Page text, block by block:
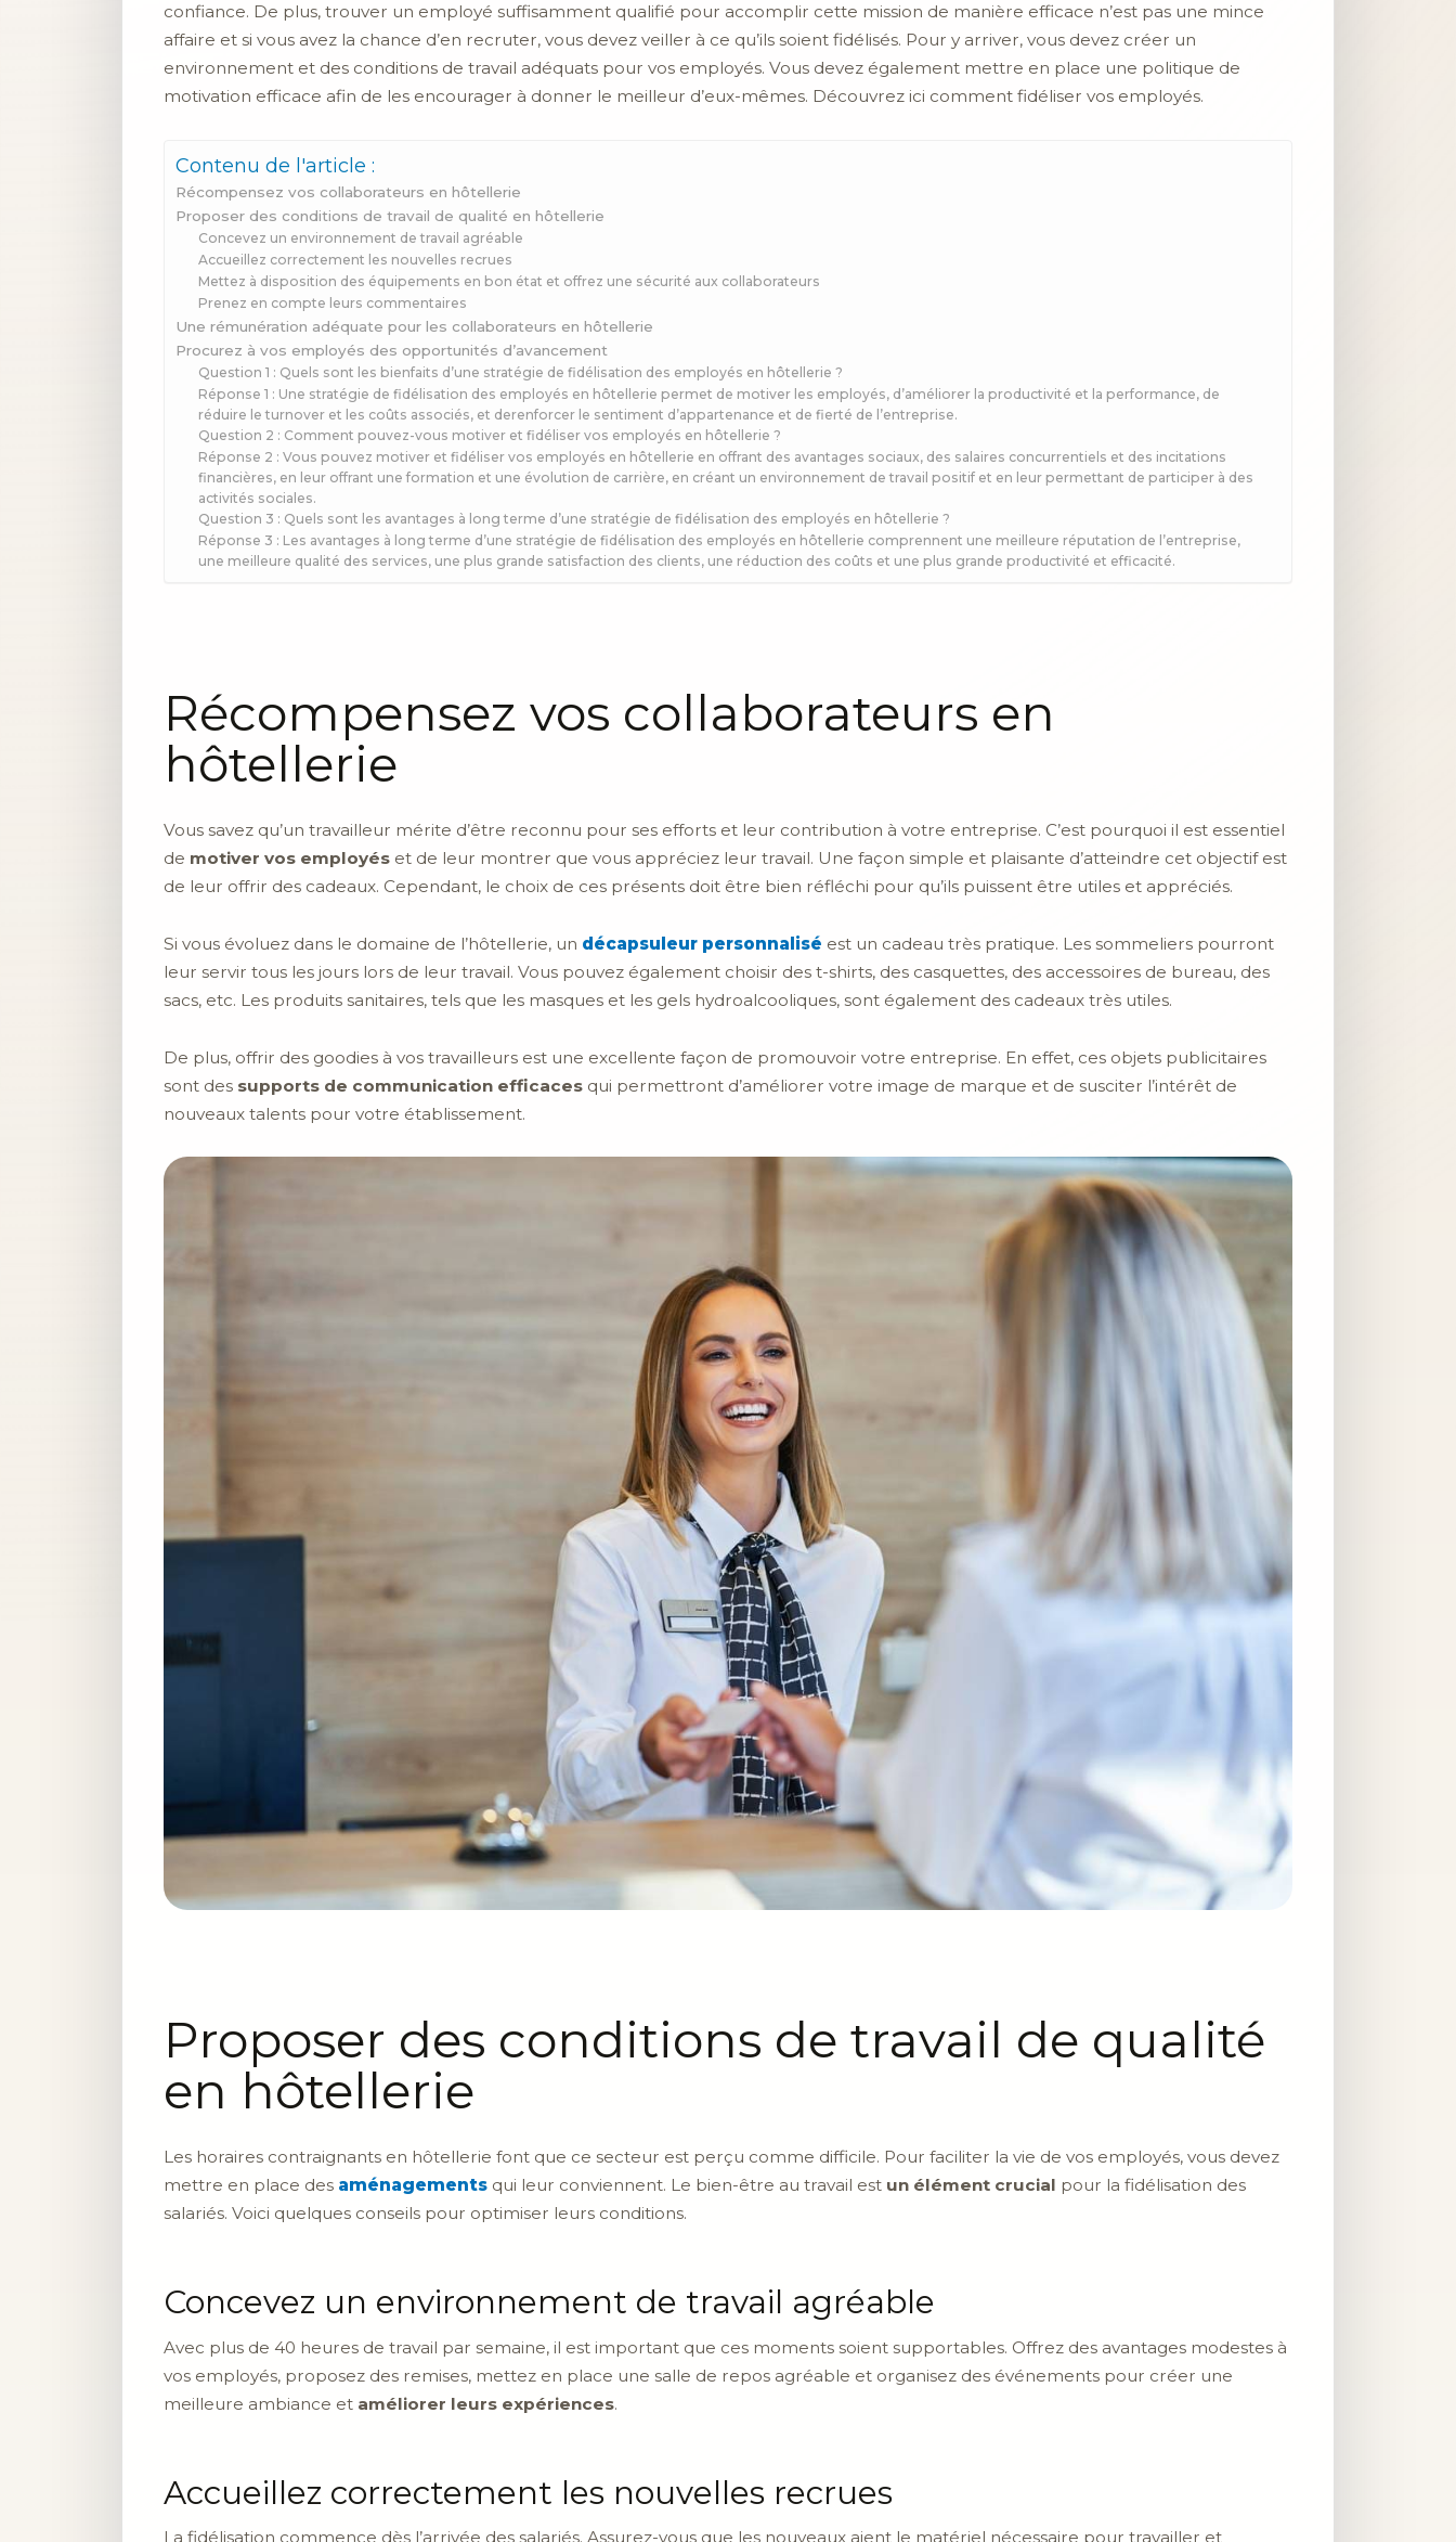
confiance. De plus, trouver un employé suffisamment qualifié pour accomplir cette mission de manière efficace n’est pas une mince
affaire et si vous avez la chance d’en recruter, vous devez veiller à ce qu’ils soient fidélisés. Pour y arriver, vous devez créer un
environnement et des conditions de travail adéquats pour vos employés. Vous devez également mettre en place une politique de
motivation efficace afin de les encourager à donner le meilleur d’eux-mêmes. Découvrez ici comment fidéliser vos employés.
Contenu de l'article :
Récompensez vos collaborateurs en hôtellerie
Proposer des conditions de travail de qualité en hôtellerie
Concevez un environnement de travail agréable
Accueillez correctement les nouvelles recrues
Mettez à disposition des équipements en bon état et offrez une sécurité aux collaborateurs
Prenez en compte leurs commentaires
Une rémunération adéquate pour les collaborateurs en hôtellerie
Procurez à vos employés des opportunités d’avancement
Question 1 : Quels sont les bienfaits d’une stratégie de fidélisation des employés en hôtellerie ?
Réponse 1 : Une stratégie de fidélisation des employés en hôtellerie permet de motiver les employés, d’améliorer la productivité et la performance, de
réduire le turnover et les coûts associés, et derenforcer le sentiment d’appartenance et de fierté de l’entreprise.
Question 2 : Comment pouvez-vous motiver et fidéliser vos employés en hôtellerie ?
Réponse 2 : Vous pouvez motiver et fidéliser vos employés en hôtellerie en offrant des avantages sociaux, des salaires concurrentiels et des incitations
financières, en leur offrant une formation et une évolution de carrière, en créant un environnement de travail positif et en leur permettant de participer à des
activités sociales.
Question 3 : Quels sont les avantages à long terme d’une stratégie de fidélisation des employés en hôtellerie ?
Réponse 3 : Les avantages à long terme d’une stratégie de fidélisation des employés en hôtellerie comprennent une meilleure réputation de l’entreprise,
une meilleure qualité des services, une plus grande satisfaction des clients, une réduction des coûts et une plus grande productivité et efficacité.
Récompensez vos collaborateurs en
hôtellerie
Vous savez qu’un travailleur mérite d’être reconnu pour ses efforts et leur contribution à votre entreprise. C’est pourquoi il est essentiel
de motiver vos employés et de leur montrer que vous appréciez leur travail. Une façon simple et plaisante d’atteindre cet objectif est
de leur offrir des cadeaux. Cependant, le choix de ces présents doit être bien réfléchi pour qu’ils puissent être utiles et appréciés.
Si vous évoluez dans le domaine de l’hôtellerie, un décapsuleur personnalisé est un cadeau très pratique. Les sommeliers pourront
leur servir tous les jours lors de leur travail. Vous pouvez également choisir des t-shirts, des casquettes, des accessoires de bureau, des
sacs, etc. Les produits sanitaires, tels que les masques et les gels hydroalcooliques, sont également des cadeaux très utiles.
De plus, offrir des goodies à vos travailleurs est une excellente façon de promouvoir votre entreprise. En effet, ces objets publicitaires
sont des supports de communication efficaces qui permettront d’améliorer votre image de marque et de susciter l’intérêt de
nouveaux talents pour votre établissement.
Proposer des conditions de travail de qualité
en hôtellerie
Les horaires contraignants en hôtellerie font que ce secteur est perçu comme difficile. Pour faciliter la vie de vos employés, vous devez
mettre en place des aménagements qui leur conviennent. Le bien-être au travail est un élément crucial pour la fidélisation des
salariés. Voici quelques conseils pour optimiser leurs conditions.
Concevez un environnement de travail agréable
Avec plus de 40 heures de travail par semaine, il est important que ces moments soient supportables. Offrez des avantages modestes à
vos employés, proposez des remises, mettez en place une salle de repos agréable et organisez des événements pour créer une
meilleure ambiance et améliorer leurs expériences.
Accueillez correctement les nouvelles recrues
La fidélisation commence dès l’arrivée des salariés. Assurez-vous que les nouveaux aient le matériel nécessaire pour travailler et